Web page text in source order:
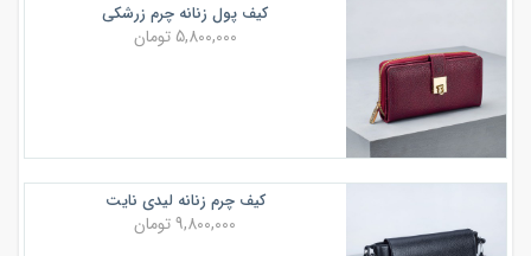
کیف پول زنانه چرم زرشکی
5,800,000 تومان
کیف چرم زنانه لیدی نایت
9,800,000 تومان